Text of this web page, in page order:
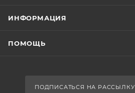
ИНФОРМАЦИЯ
ПОМОЩЬ
ПОДПИСАТЬСЯ НА РАССЫЛКУ